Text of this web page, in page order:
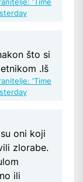
'Time
što si
.Iš
'Time
oni koji
zlorabe.
ili